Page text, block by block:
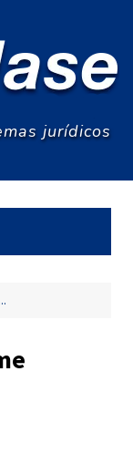
jurídicos